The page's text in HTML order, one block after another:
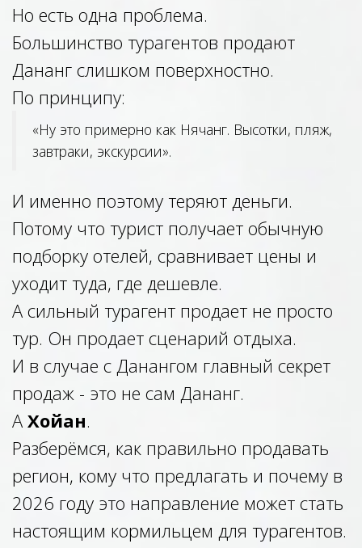
Но есть одна проблема.
Большинство турагентов продают
Дананг слишком поверхностно.
По принципу:
«Ну это примерно как Нячанг. Высотки, пляж,
завтраки, экскурсии».
И именно поэтому теряют деньги.
Потому что турист получает обычную
подборку отелей, сравнивает цены и
уходит туда, где дешевле.
А сильный турагент продает не просто
тур. Он продает сценарий отдыха.
И в случае с Данангом главный секрет
продаж - это не сам Дананг.
А Хойан.
Разберёмся, как правильно продавать
регион, кому что предлагать и почему в
2026 году это направление может стать
настоящим кормильцем для турагентов.